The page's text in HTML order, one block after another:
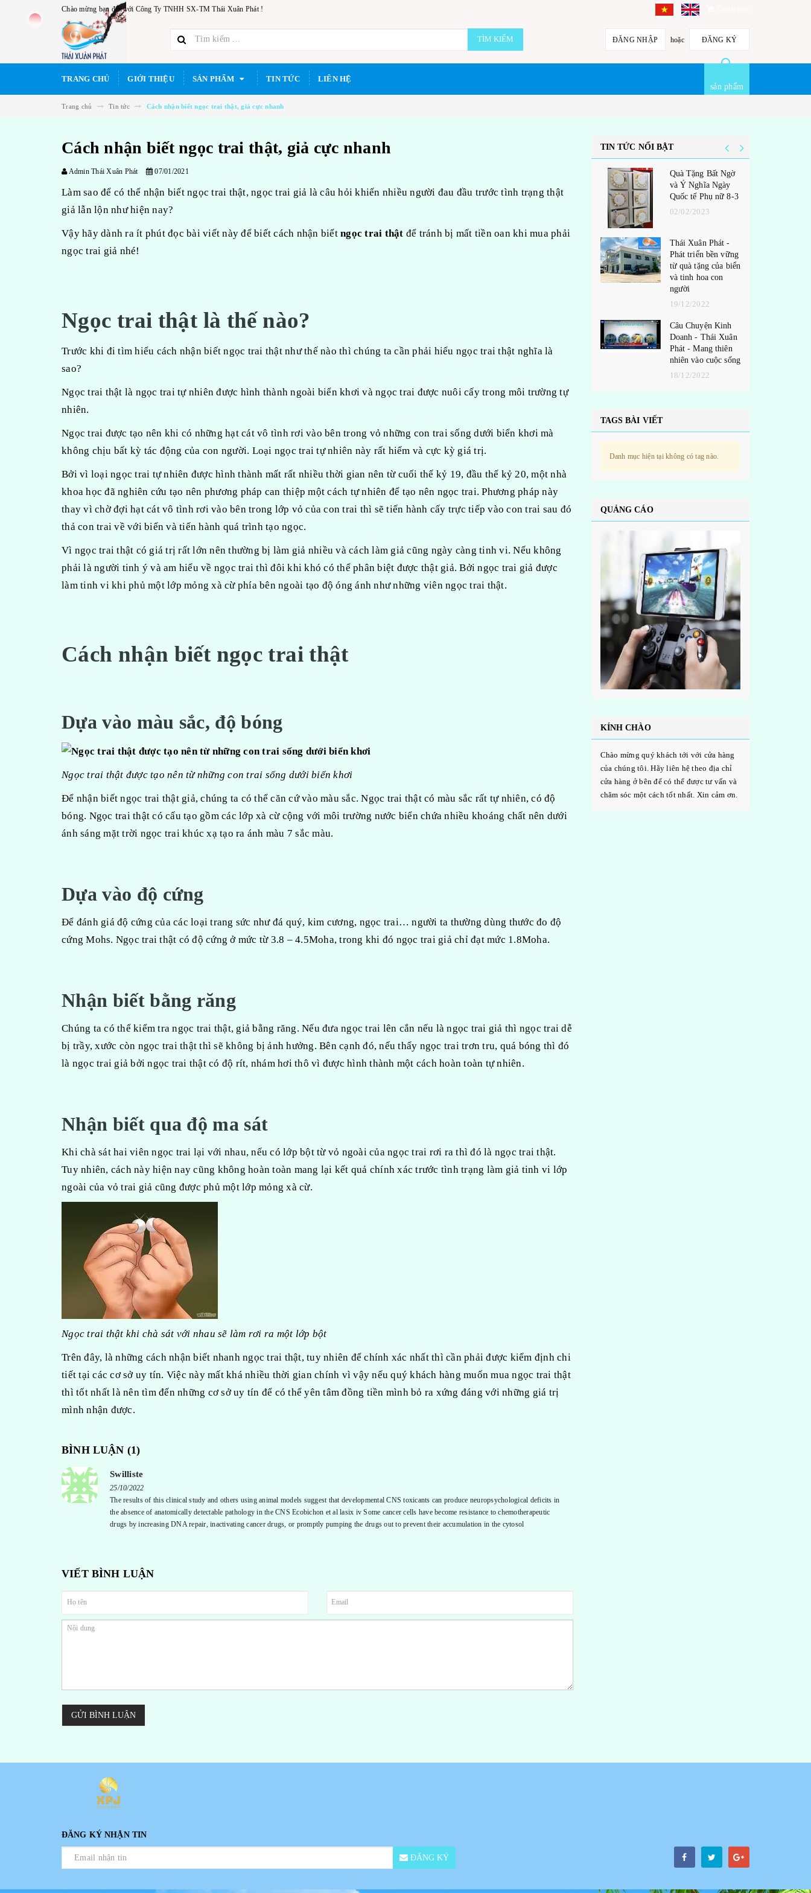
Chào mừng bạn đến với Công Ty TNHH SX-TM Thái Xuân Phát !
TÌM KIẾM ĐĂNG NHẬP hoặc ĐĂNG KÝ
TRANG CHỦ GIỚI THIỆU SẢN PHẨM TIN TỨC
LIÊN HỆ
sản phẩm
Trang chủ Tin tức Cách nhận biết ngọc trai thật, giả cực nhanh
Cách nhận biết ngọc trai thật, giả cực nhanh
Admin Thái Xuân Phát 07/01/2021
Làm sao để có thể nhận biết ngọc trai thật, ngọc trai giả là câu hỏi khiến nhiều người đau đầu trước tình trạng thật
giả lẫn lộn như hiện nay?
Vậy hãy dành ra ít phút đọc bài viết này để biết cách nhận biết ngọc trai thật để tránh bị mất tiền oan khi mua phải
ngọc trai giả nhé!
Ngọc trai thật là thế nào?
Trước khi đi tìm hiểu cách nhận biết ngọc trai thật như thế nào thì chúng ta cần phải hiểu ngọc trai thật nghĩa là
sao?
Ngọc trai thật là ngọc trai tự nhiên được hình thành ngoài biển khơi và ngọc trai được nuôi cấy trong môi trường tự
nhiên.
Ngọc trai được tạo nên khi có những hạt cát vô tình rơi vào bên trong vỏ những con trai sống dưới biển khơi mà
không chịu bất kỳ tác động của con người. Loại ngọc trai tự nhiên này rất hiếm và cực kỳ giá trị.
Bởi vì loại ngọc trai tự nhiên được hình thành mất rất nhiều thời gian nên từ cuối thế kỷ 19, đầu thế kỷ 20, một nhà
khoa học đã nghiên cứu tạo nên phương pháp can thiệp một cách tự nhiên để tạo nên ngọc trai. Phương pháp này
thay vì chờ đợi hạt cát vô tình rơi vào bên trong lớp vỏ của con trai thì sẽ tiến hành cấy trực tiếp vào con trai sau đó
thả con trai về với biển và tiến hành quá trình tạo ngọc.
Vì ngọc trai thật có giá trị rất lớn nên thường bị làm giả nhiều và cách làm giả cũng ngày càng tinh vi. Nếu không
phải là người tinh ý và am hiểu về ngọc trai thì đôi khi khó có thể phân biệt được thật giả. Bởi ngọc trai giả được
làm tinh vi khi phủ một lớp mỏng xà cừ phía bên ngoài tạo độ óng ánh như những viên ngọc trai thật.
Cách nhận biết ngọc trai thật
Dựa vào màu sắc, độ bóng
Ngọc trai thật được tạo nên từ những con trai sống dưới biển khơi
Để nhận biết ngọc trai thật giả, chúng ta có thể căn cứ vào màu sắc. Ngọc trai thật có màu sắc rất tự nhiên, có độ
bóng. Ngọc trai thật có cấu tạo gồm các lớp xà cừ cộng với môi trường nước biển chứa nhiều khoáng chất nên dưới
ánh sáng mặt trời ngọc trai khúc xạ tạo ra ánh màu 7 sắc màu.
Dựa vào độ cứng
Để đánh giá độ cứng của các loại trang sức như đá quý, kim cương, ngọc trai… người ta thường dùng thước đo độ
cứng Mohs. Ngọc trai thật có độ cứng ở mức từ 3.8 – 4.5Moha, trong khi đó ngọc trai giả chỉ đạt mức 1.8Moha.
Nhận biết bằng răng
Chúng ta có thể kiểm tra ngọc trai thật, giả bằng răng. Nếu đưa ngọc trai lên cắn nếu là ngọc trai giả thì ngọc trai dễ
bị trầy, xước còn ngọc trai thật thì sẽ không bị ảnh hưởng. Bên cạnh đó, nếu thấy ngọc trai trơn tru, quá bóng thì đó
là ngọc trai giả bởi ngọc trai thật có độ rít, nhám hơi thô vì được hình thành một cách hoàn toàn tự nhiên.
Nhận biết qua độ ma sát
Khi chà sát hai viên ngọc trai lại với nhau, nếu có lớp bột từ vỏ ngoài của ngọc trai rơi ra thì đó là ngọc trai thật.
Tuy nhiên, cách này hiện nay cũng không hoàn toàn mang lại kết quả chính xác trước tình trạng làm giả tinh vi lớp
ngoài của vỏ trai giả cũng được phủ một lớp mỏng xà cừ.
Ngọc trai thật khi chà sát với nhau sẽ làm rơi ra một lớp bột
Trên đây, là những cách nhận biết nhanh ngọc trai thật, tuy nhiên để chính xác nhất thì cần phải được kiểm định chi
tiết tại các cơ sở uy tín. Việc này mất khá nhiều thời gian chính vì vậy nếu quý khách hàng muốn mua ngọc trai thật
thì tốt nhất là nên tìm đến những cơ sở uy tín để có thể yên tâm đồng tiền mình bỏ ra xứng đáng với những giá trị
mình nhận được.
BÌNH LUẬN (1)
Swilliste
25/10/2022
The results of this clinical study and others using animal models suggest that developmental CNS toxicants can produce neuropsychological deficits in
the absence of anatomically detectable pathology in the CNS Ecobichon et al lasix iv Some cancer cells have become resistance to chemotherapeutic
drugs by increasing DNA repair, inactivating cancer drugs, or promptly pumping the drugs out to prevent their accumulation in the cytosol
VIẾT BÌNH LUẬN
GỬI BÌNH LUẬN
TIN TỨC NỔI BẬT
Quà Tặng Bất Ngờ
và Ý Nghĩa Ngày
Quốc tế Phụ nữ 8-3
02/02/2023
Thái Xuân Phát -
Phát triển bền vững
từ quà tặng của biển
và tinh hoa con
người
19/12/2022
Câu Chuyện Kinh
Doanh - Thái Xuân
Phát - Mang thiên
nhiên vào cuộc sống
18/12/2022
TAGS BÀI VIẾT
Danh mục hiện tại không có tag nào.
QUẢNG CÁO
KÍNH CHÀO
Chào mừng quý khách tới với cửa hàng
của chúng tôi. Hãy liên hệ theo địa chỉ
cửa hàng ở bên để có thể được tư vấn và
chăm sóc một cách tốt nhất. Xin cảm ơn.
ĐĂNG KÝ NHẬN TIN
ĐĂNG KÝ